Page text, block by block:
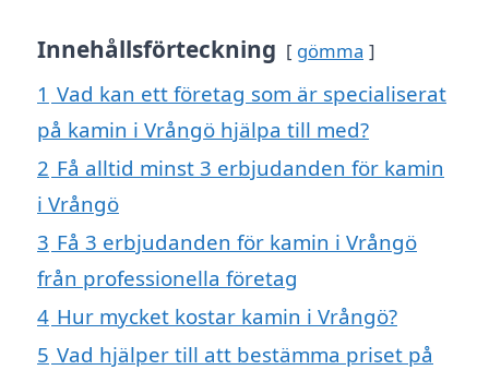
Innehållsförteckning gömma
1 Vad kan ett företag som är specialiserat
på kamin i Vrångö hjälpa till med?
2 Få alltid minst 3 erbjudanden för kamin
i Vrångö
3 Få 3 erbjudanden för kamin i Vrångö
från professionella företag
4 Hur mycket kostar kamin i Vrångö?
5 Vad hjälper till att bestämma priset på